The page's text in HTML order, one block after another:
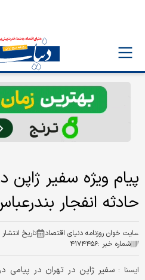
پیام ویژه سفیر ژاپن
حادثه انفجار
سایت خوان روزنامه دنیای اقتصاد تاریخ انتشار
شماره خبر :۴۱۷۴۴۵۶
ايسنا :سفیر ژاپن در تهران در پیامی